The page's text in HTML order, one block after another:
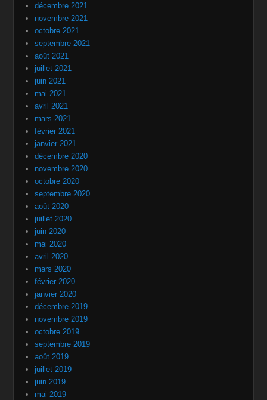
décembre 2021
novembre 2021
octobre 2021
septembre 2021
août 2021
juillet 2021
juin 2021
mai 2021
avril 2021
mars 2021
février 2021
janvier 2021
décembre 2020
novembre 2020
octobre 2020
septembre 2020
août 2020
juillet 2020
juin 2020
mai 2020
avril 2020
mars 2020
février 2020
janvier 2020
décembre 2019
novembre 2019
octobre 2019
septembre 2019
août 2019
juillet 2019
juin 2019
mai 2019